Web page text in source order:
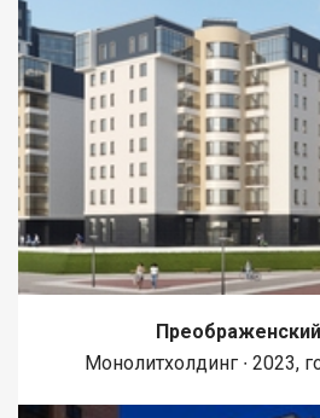
Монолитхолдинг ∙ 2023,